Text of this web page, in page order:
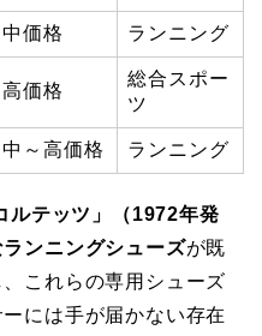
中価格 ランニング
高価格
総合スポー
ツ
中～高価格 ランニング
ルテッツ」（1972年発
ンニングシューズが既
これらの専用シューズ
には手が届かない存在